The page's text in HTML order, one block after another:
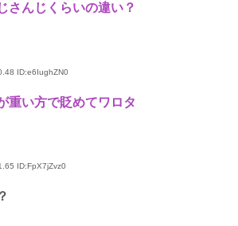
さんじくらいの違い？
ID:e6IughZN0
重い方で貶めてワロタ
ID:FpX7jZvz0